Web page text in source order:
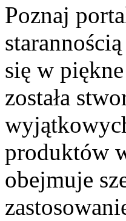
Poznaj
się w
została
produktów
obejmuje